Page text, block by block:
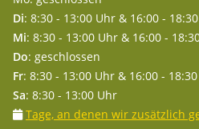
Di: 8:30 - 13:00 Uhr & 16:00 -
Mi: 8:30 - 13:00 Uhr & 16:00 -
Do: geschlossen
Fr: 8:30 - 13:00 Uhr & 16:00 -
Sa: 8:30 - 13:00 Uhr
Tage, an denen wir zusätzlich